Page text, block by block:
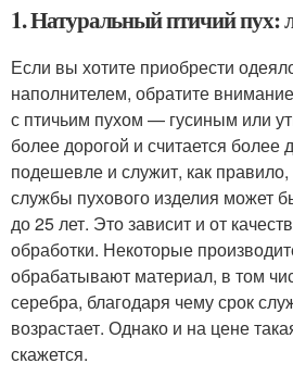
1. Натуральный птичий пух:
Если вы хотите приобрести
наполнителем, обратите
с птичьим пухом — гусиным или
более дорогой и считается более
подешевле и служит, как
службы пухового изделия может
до 25 лет. Это зависит и от
обработки. Некоторые
обрабатывают материал, в том
серебра, благодаря чему срок
возрастает. Однако и на цене
скажется.